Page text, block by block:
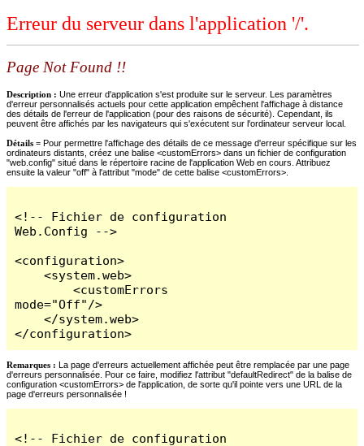
Erreur du serveur dans l'application '/'.
Page Not Found !!
Description : Une erreur d'application s'est produite sur le serveur. Les paramètres
d'erreur personnalisés actuels pour cette application empêchent l'affichage à distance
des détails de l'erreur de l'application (pour des raisons de sécurité). Cependant, ils
peuvent être affichés par les navigateurs qui s'exécutent sur l'ordinateur serveur local.
Détails = Pour permettre l'affichage des détails de ce message d'erreur spécifique sur les
ordinateurs distants, créez une balise <customErrors> dans un fichier de configuration
"web.config" situé dans le répertoire racine de l'application Web en cours. Attribuez
ensuite la valeur "off" à l'attribut "mode" de cette balise <customErrors>.
<!-- Fichier de configuration
Web.Config -->
<configuration>
    <system.web>
        <customErrors
mode="Off"/>
    </system.web>
</configuration>
Remarques : La page d'erreurs actuellement affichée peut être remplacée par une page
d'erreurs personnalisée. Pour ce faire, modifiez l'attribut "defaultRedirect" de la balise de
configuration <customErrors> de l'application, de sorte qu'il pointe vers une URL de la
page d'erreurs personnalisée !
<!-- Fichier de configuration